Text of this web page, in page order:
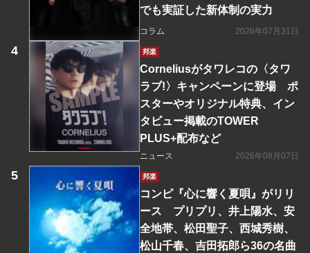
でも実証した新体制の実力
コラム 2026年07月31日
邦楽
Corneliusがタワレコの〈タワ
ラブ!〉キャンペーンに登場 ポ
スターやオリジナル特典、イン
タビュー掲載のTOWER
PLUS+配布など
ニュース 2026年08月07日
邦楽
コンピ『心に響く夏唄』がリリ
ース プリプリ、井上陽水、安
全地帯、松田聖子、西城秀樹、
松山千春、吉田拓郎ら36の名曲